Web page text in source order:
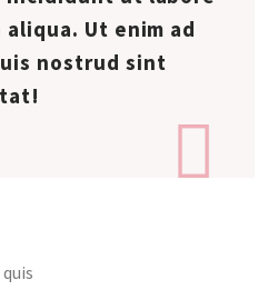
Ut enim ad
nostrud sint
